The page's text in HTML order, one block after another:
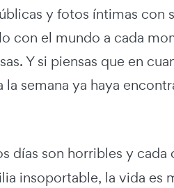
y fotos íntimas con
con el mundo a cada
Y si piensas que en
semana ya haya
días son horribles y cada
insoportable, la vida es